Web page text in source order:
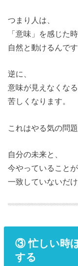
つまり人は、
「意味」を感じた時
自然と動けるんです
逆に、
意味が見えなくな
苦しくなります。
これはやる気の問
自分の未来と、
今やっていることが
一致していないだけ
③ 忙しい時
する